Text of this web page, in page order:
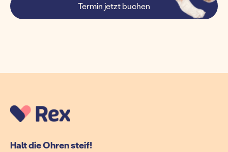
Termin jetzt buchen
Halt die Ohren steif!